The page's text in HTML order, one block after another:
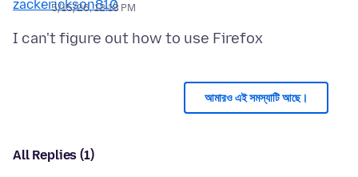
5/15/26, 12:18 PM
আমারও এই সমস্যাটি আছে।
All Replies (1)